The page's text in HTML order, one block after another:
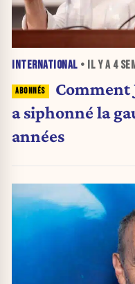
INTERNATIONAL • IL Y A 4
Comment
a siphonné la
années